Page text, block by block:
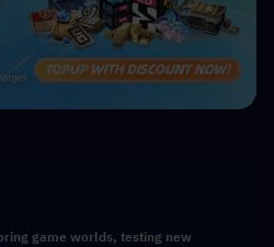
game worlds, testing new